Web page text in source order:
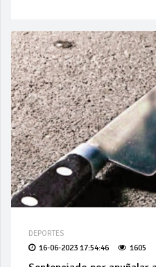
DEPORTES
16-06-2023 17:54:46 1605